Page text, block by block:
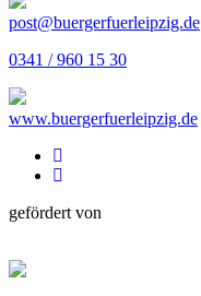
post@buergerfuerleipzig.de
0341 / 960 15 30
www.buergerfuerleipzig.de
gefördert von